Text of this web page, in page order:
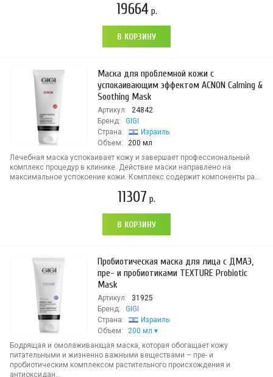
19664 р.
В КОРЗИНУ
Маска для проблемной кожи с
успокаивающим эффектом ACNON Calming &
Soothing Mask
Артикул:
24842
Бренд:
GIGI
Страна:
Израиль
Объем:
200 мл
Лечебная маска успокаивает кожу и завершает профессиональный
комплекс процедур в клинике. Действие маски направлено на
максимальное успокоение кожи. Комплекс содержит компоненты ра...
11307 р.
В КОРЗИНУ
Пробиотическая маска для лица с ДМАЭ,
пре- и пробиотиками TEXTURE Probiotic
Mask
Артикул:
31925
Бренд:
GIGI
Страна:
Израиль
Объем:
200 мл
Бодрящая и омолаживающая маска, которая обогащает кожу
питательными и жизненно важными веществами – пре- и
пробиотическим комплексом растительного происхождения и
антиоксидан...